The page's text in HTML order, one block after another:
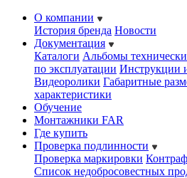
О компании
История бренда Новости
Документация
Каталоги Альбомы
по эксплуатации Инструкции
Видеоролики Габаритные
характеристики
Обучение
Монтажники FAR
Где купить
Проверка подлинности
Проверка маркировки
Cписок недобросовестных